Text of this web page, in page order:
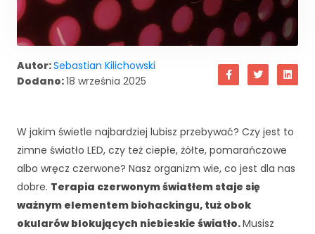
Autor:Sebastian Kilichowski
Dodano:18 września 2025
W jakim świetle najbardziej lubisz przebywać? Czy jest to
zimne światło LED, czy też ciepłe, żółte, pomarańczowe
albo wręcz czerwone? Nasz organizm wie, co jest dla nas
dobre. Terapia czerwonym światłem staje się
ważnym elementem biohackingu, tuż obok
okularów blokujących niebieskie światło.Musisz